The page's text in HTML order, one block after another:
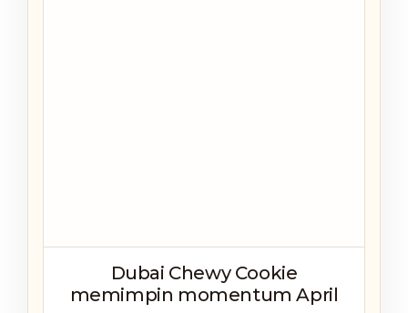
Dubai Chewy Cookie
memimpin momentum April